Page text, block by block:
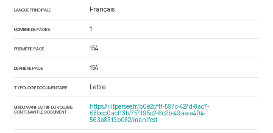
LANGUE PRINCIPALE Français
NOMBRE DE PAGES 1
PREMIÈRE PAGE 154
DERNIÈRE PAGE 154
TYPOLOGIE DOCUMENTAIRE Lettre
URI DU MANIFEST IIIF DU VOLUME
CONTENANT LE DOCUMENT
https://iiif.persee.fr/b0e2cf11-597c-427d-8ac7-
68bcc0acf13b/757195c2-6c2b-49ae-a404-
563a8313b082/manifest